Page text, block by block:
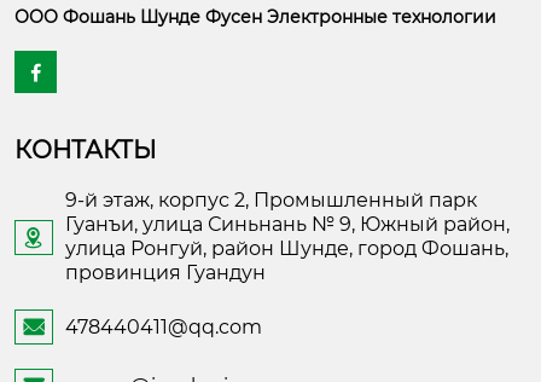
ООО Фошань Шунде Фусен Электронные технологии

КОНТАКТЫ

9-й этаж, корпус 2, Промышленный парк
Гуанъи, улица Синьнань № 9, Южный район,
улица Ронгуй, район Шунде, город Фошань,
провинция Гуандун
 478440411@qq.com